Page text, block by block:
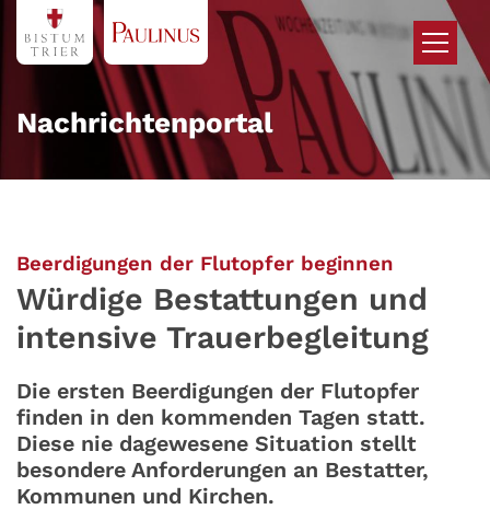
Zum Inhalt springen
Nachrichtenportal
Beerdigungen der Flutopfer beginnen
Würdige Bestattungen und
intensive Trauerbegleitung
Die ersten Beerdigungen der Flutopfer
finden in den kommenden Tagen statt.
Diese nie dagewesene Situation stellt
besondere Anforderungen an Bestatter,
Kommunen und Kirchen.